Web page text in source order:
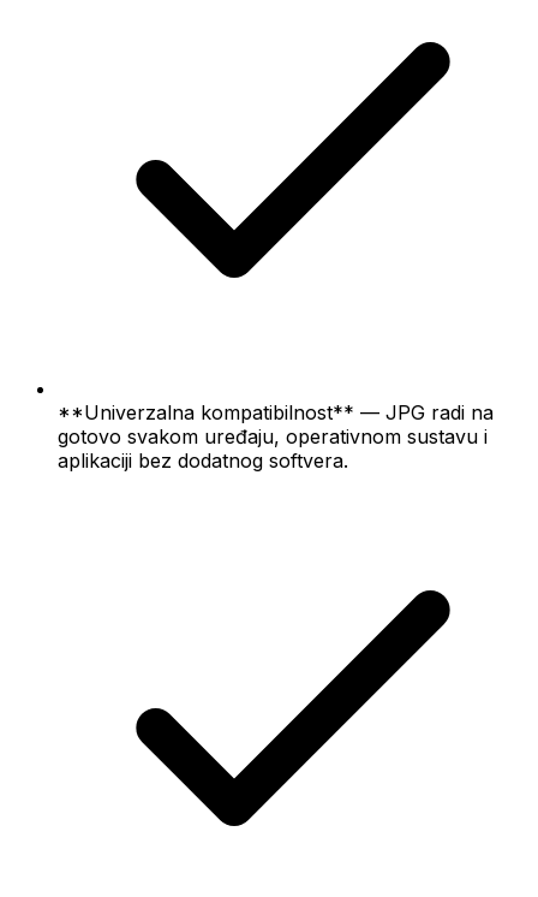
**Univerzalna kompatibilnost** — JPG radi na
gotovo svakom uređaju, operativnom sustavu i
aplikaciji bez dodatnog softvera.